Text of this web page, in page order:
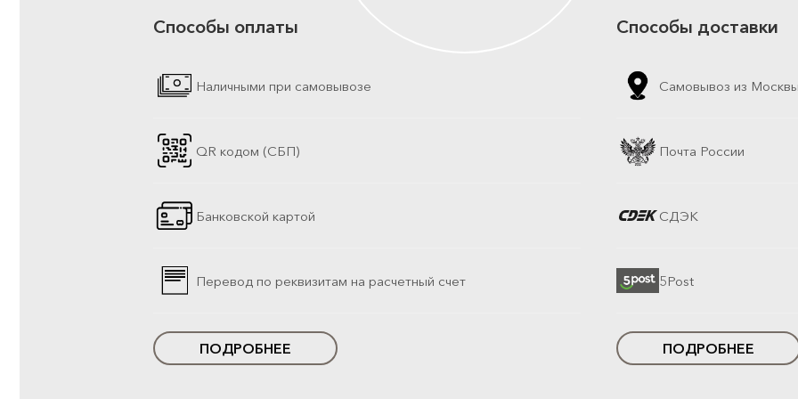
Способы оплаты
Наличными при самовывозе
QR кодом (СБП)
Банковской картой
Перевод по реквизитам на расчетный счет
ПОДРОБНЕЕ
Способы доставки
Самовывоз из
Почта России
СДЭК
5Post
ПОДРОБНЕЕ